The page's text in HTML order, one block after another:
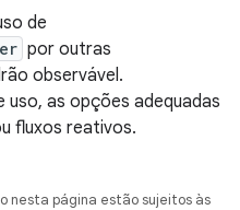
de
por outras
observável.
uso, as opções adequadas
fluxos reativos.
nesta página estão sujeitos às